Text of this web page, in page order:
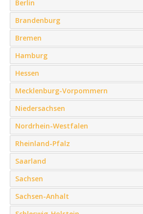
Berlin
Brandenburg
Bremen
Hamburg
Hessen
Mecklenburg-Vorpommern
Niedersachsen
Nordrhein-Westfalen
Rheinland-Pfalz
Saarland
Sachsen
Sachsen-Anhalt